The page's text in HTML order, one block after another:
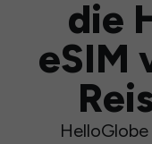
die
eSIM